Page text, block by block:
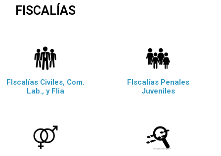
FISCALÍAS
FIscalías Civiles, Com.
Lab., y Flia
FIscalías Penales
Juveniles